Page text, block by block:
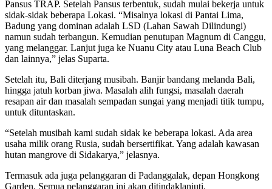
Pansus TRAP. Setelah Pansus terbentuk, sudah mulai bekerja untuk
sidak-sidak beberapa Lokasi. “Misalnya lokasi di Pantai Lima,
Badung yang dominan adalah LSD (Lahan Sawah Dilindungi)
namun sudah terbangun. Kemudian penutupan Magnum di Canggu,
yang melanggar. Lanjut juga ke Nuanu City atau Luna Beach Club
dan lainnya,” jelas Suparta.
Setelah itu, Bali diterjang musibah. Banjir bandang melanda Bali,
hingga jatuh korban jiwa. Masalah alih fungsi, masalah daerah
resapan air dan masalah sempadan sungai yang menjadi titik tumpu,
untuk dituntaskan.
“Setelah musibah kami sudah sidak ke beberapa lokasi. Ada area
usaha milik orang Rusia, sudah bersertifikat. Yang adalah kawasan
hutan mangrove di Sidakarya,” jelasnya.
Termasuk ada juga pelanggaran di Padanggalak, depan Hongkong
Garden. Semua pelanggaran ini akan ditindaklanjuti.